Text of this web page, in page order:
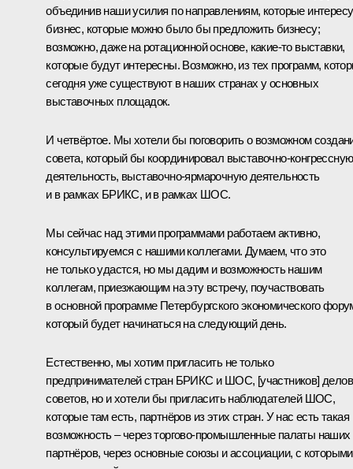
объединив наши усилия по направлениям, которые
бизнес, которые можно было бы предложить бизнесу;
возможно, даже на ротационной основе, какие‑то выставки,
которые будут интересны. Возможно, из тех программ,
сегодня уже существуют в наших странах у основных
выставочных площадок.
И четвёртое. Мы хотели бы поговорить о возможном
совета, который бы координировал выставочно-конгрессную
деятельность, выставочно-ярмарочную деятельность
и в рамках БРИКС, и в рамках ШОС.
Мы сейчас над этими программами работаем активно,
консультируемся с нашими коллегами. Думаем, что это
не только удастся, но мы дадим и возможность нашим
коллегам, приезжающим на эту встречу, поучаствовать
в основной программе Петербургского экономического
который будет начинаться на следующий день.
Естественно, мы хотим пригласить не только
предпринимателей стран БРИКС и ШОС, [участников]
советов, но и хотели бы пригласить наблюдателей ШОС,
которые там есть, партнёров из этих стран. У нас есть такая
возможность – через торгово-промышленные палаты наших
партнёров, через основные союзы и ассоциации, с которыми